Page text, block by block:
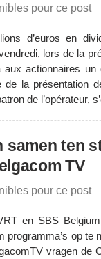
pour ce post
d’euros en
lors de la
actionnaires un
la présentation
de l’opérateur,
samen ten
TV
pour ce post
en SBS
programma’s op te
vragen de